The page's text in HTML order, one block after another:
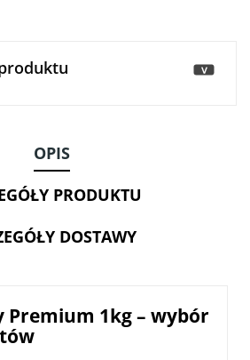
>
OPIS
PRODUKTU
DOSTAWY
Premium 1kg – wybór